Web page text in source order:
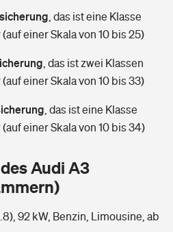
finden
bekomme ich im Alter?
das ist eine Klasse
einer Skala von 10 bis 25)
das ist zwei Klassen
einer Skala von 10 bis 33)
das ist eine Klasse
einer Skala von 10 bis 34)
Audi A3
92 kW, Benzin, Limousine, ab